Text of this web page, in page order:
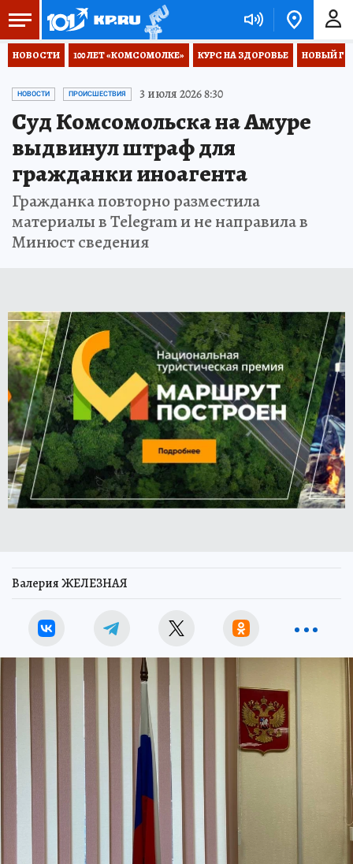
НОВОСТИ 100 ЛЕТ «КОМСОМОЛКЕ» КУРС НА ЗДОРОВЬЕ НОВЫЙ
НОВОСТИ ПРОИСШЕСТВИЯ 3 июля 2026 8:30
Суд Комсомольска на Амуре
выдвинул штраф для
гражданки иноагента
Гражданка повторно разместила
материалы в Telegram и не направила в
Минюст сведения
Валерия ЖЕЛЕЗНАЯ